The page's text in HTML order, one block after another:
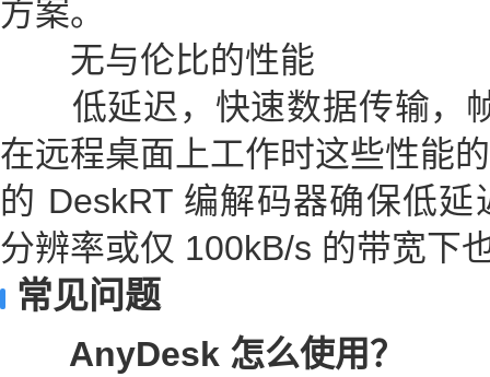
方案。
无与伦比的性能
低延迟，快速数据传输，
在远程桌面上工作时这些性能
的 DeskRT 编解码器确保低
分辨率或仅 100kB/s 的带宽下
常见问题
AnyDesk 怎么使用？